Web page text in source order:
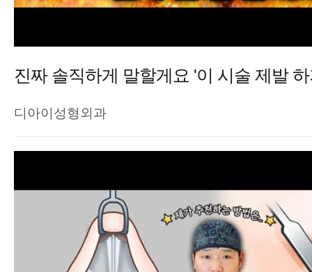
진짜 솔직하게 말할게요 '이 시술 제발
디아이성형외과